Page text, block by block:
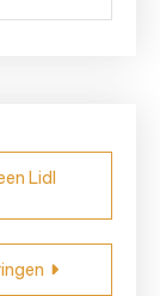
Lidl